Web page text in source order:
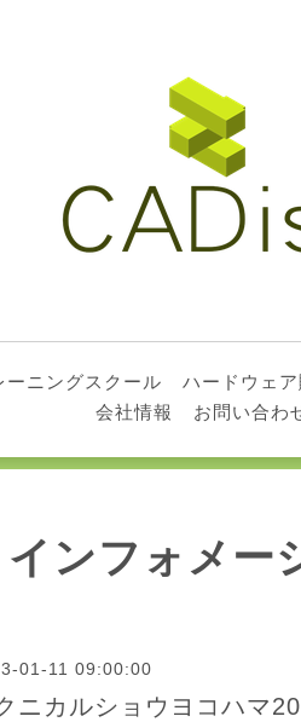
ニングスクール ハードウェ
会社情報
お問い合わ
インフォメー
01-11 09:00:00
ニカルショウヨコハマ